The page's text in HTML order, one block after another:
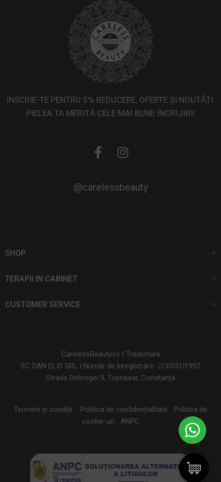
ÎNSCRIE-TE PENTRU 5% REDUCERE, OFERTE ȘI NOUTĂȚI.
PIELEA TA MERITĂ CELE MAI BUNE ÎNGRIJIRI!
@carelessbeauty
SHOP
TERAPII IN CABINET
CUSTOMER SERVICE
CarelessBeauty.ro | Trademark
SC DAN ELIS SRL | Număr de înregistrare: J13I551I1992
Strada Dobrogei 9, Topraisar, Constanța
Termeni și condiții Politica de confidențialitate
Politica de
cookie-uri
ANPC